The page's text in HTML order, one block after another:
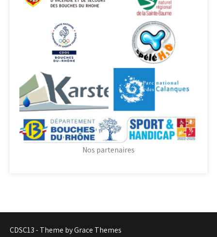
Nos partenaires
CDSC13 - Theme by Grace Themes